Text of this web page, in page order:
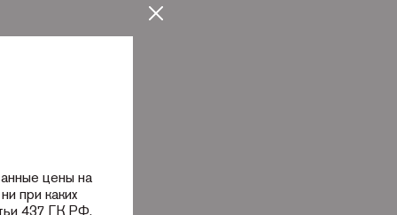
цены на
при каких
437 ГК РФ.